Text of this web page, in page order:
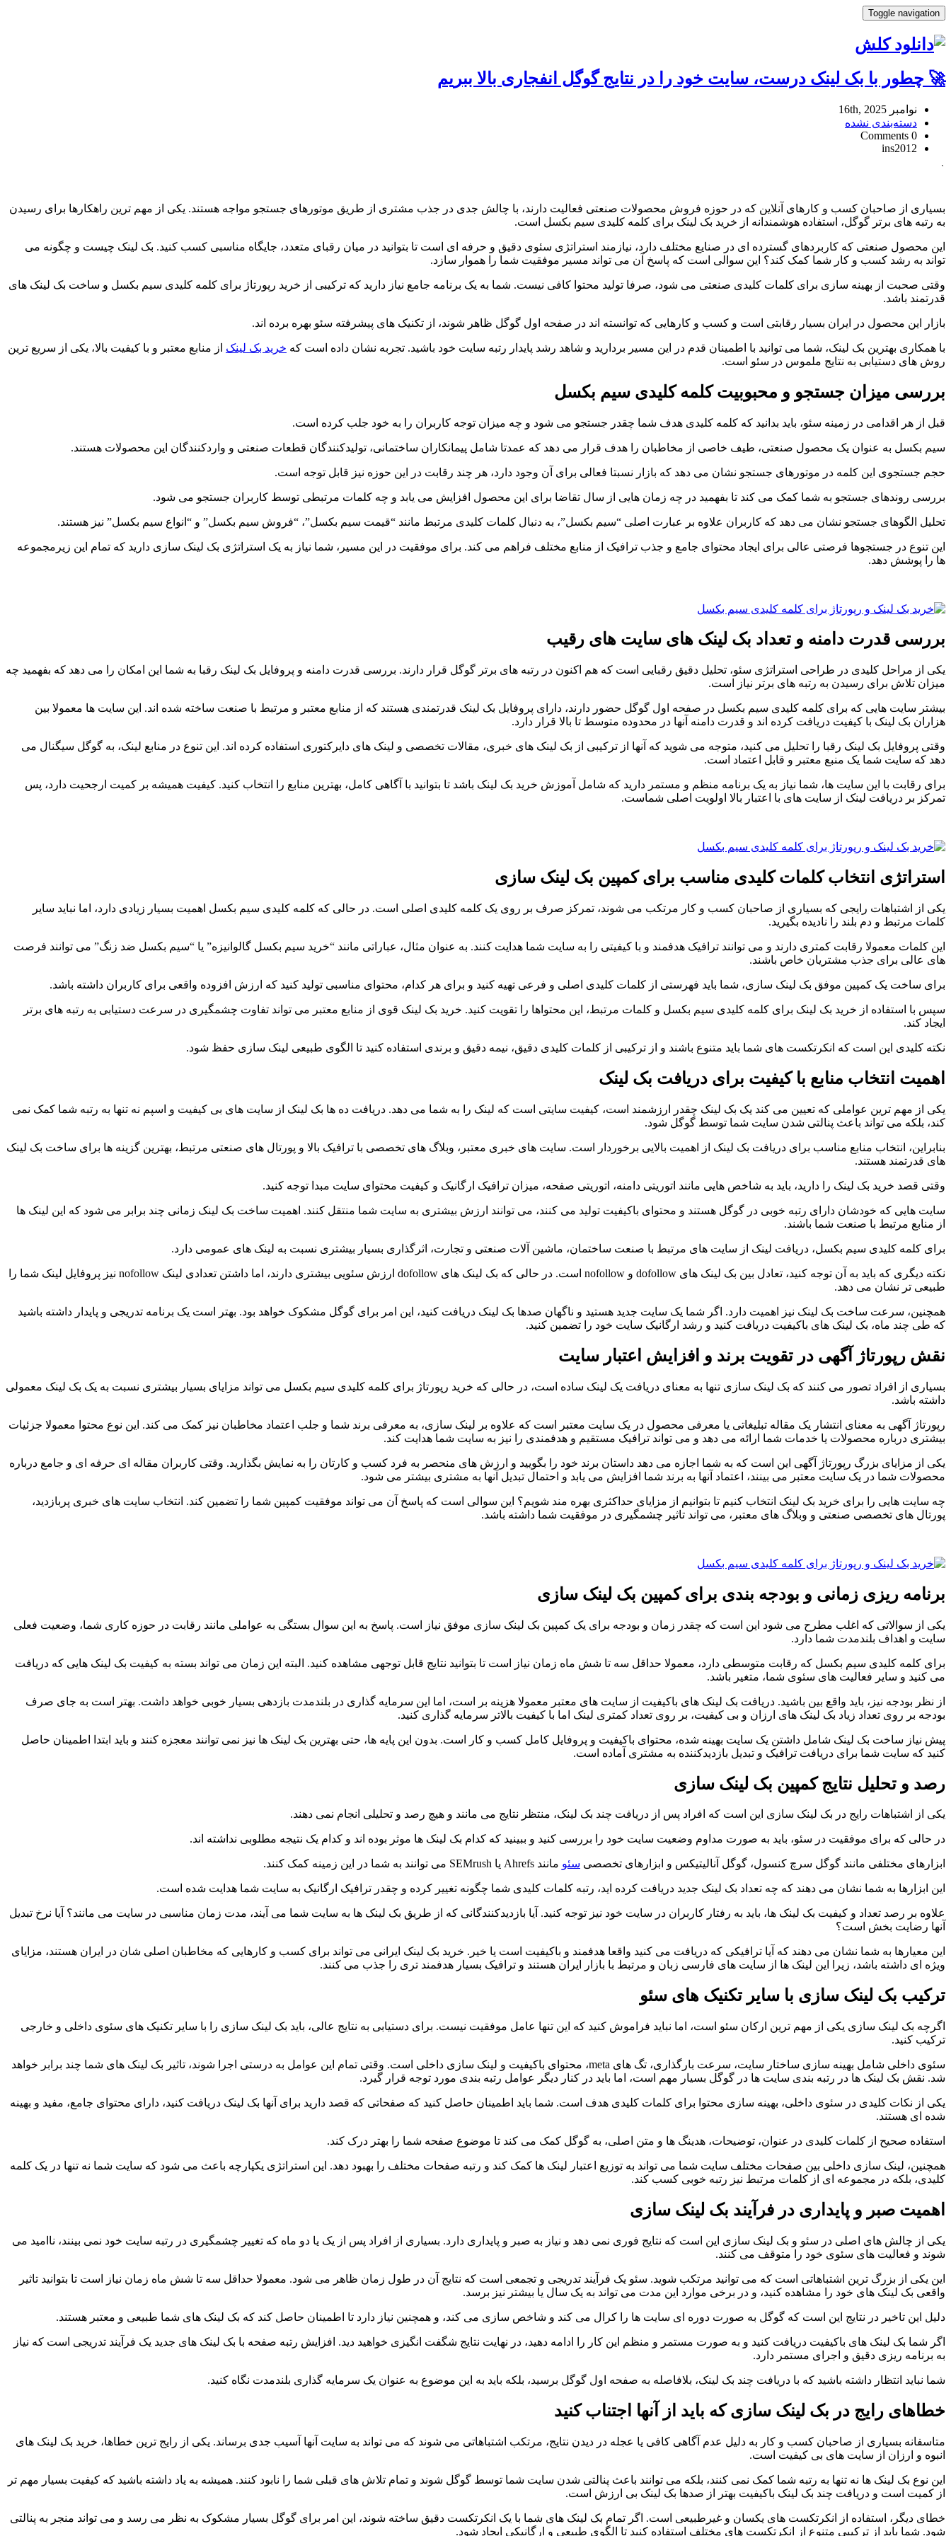
Toggle navigation
🚀 چطور با بک لینک درست، سایت خود را در نتایج گوگل انفجاری بالا ببریم
نوامبر 16th, 2025
دسته‌بندی نشده
0 Comments
ins2012
🚀
بک
لینک
سایت
خود
در
نتایج
گوگل
انفجاری
بالا
ببریم
Reviewed
by
on
16 Rating:
بسیاری از صاحبان کسب و کارهای آنلاین که در حوزه فروش محصولات صنعتی فعالیت دارند، با چالش جدی در جذب مشتری از طریق موتورهای جستجو مواجه هستند. یکی از مهم ترین راهکارها برای رسیدن
به رتبه های برتر گوگل، استفاده هوشمندانه از خرید بک لینک برای کلمه کلیدی سیم بکسل است.
این محصول صنعتی که کاربردهای گسترده ای در صنایع مختلف دارد، نیازمند استراتژی سئوی دقیق و حرفه ای است تا بتوانید در میان رقبای متعدد، جایگاه مناسبی کسب کنید. بک لینک چیست و چگونه می
تواند به رشد کسب و کار شما کمک کند؟ این سوالی است که پاسخ آن می تواند مسیر موفقیت شما را هموار سازد.
وقتی صحبت از بهینه سازی برای کلمات کلیدی صنعتی می شود، صرفا تولید محتوا کافی نیست. شما به یک برنامه جامع نیاز دارید که ترکیبی از خرید رپورتاژ برای کلمه کلیدی سیم بکسل و ساخت بک لینک های
قدرتمند باشد.
بازار این محصول در ایران بسیار رقابتی است و کسب و کارهایی که توانسته اند در صفحه اول گوگل ظاهر شوند، از تکنیک های پیشرفته سئو بهره برده اند.
با همکاری بهترین بک لینک، شما می توانید با اطمینان قدم در این مسیر بردارید و شاهد رشد پایدار رتبه سایت خود باشید. تجربه نشان داده است که خرید بک لینک از منابع معتبر و با کیفیت بالا، یکی از سریع ترین
روش های دستیابی به نتایج ملموس در سئو است.
بررسی میزان جستجو و محبوبیت کلمه کلیدی سیم بکسل
قبل از هر اقدامی در زمینه سئو، باید بدانید که کلمه کلیدی هدف شما چقدر جستجو می شود و چه میزان توجه کاربران را به خود جلب کرده است.
سیم بکسل به عنوان یک محصول صنعتی، طیف خاصی از مخاطبان را هدف قرار می دهد که عمدتا شامل پیمانکاران ساختمانی، تولیدکنندگان قطعات صنعتی و واردکنندگان این محصولات هستند.
حجم جستجوی این کلمه در موتورهای جستجو نشان می دهد که بازار نسبتا فعالی برای آن وجود دارد، هر چند رقابت در این حوزه نیز قابل توجه است.
بررسی روندهای جستجو به شما کمک می کند تا بفهمید در چه زمان هایی از سال تقاضا برای این محصول افزایش می یابد و چه کلمات مرتبطی توسط کاربران جستجو می شود.
تحلیل الگوهای جستجو نشان می دهد که کاربران علاوه بر عبارت اصلی “سیم بکسل”، به دنبال کلمات کلیدی مرتبط مانند “قیمت سیم بکسل”، “فروش سیم بکسل” و “انواع سیم بکسل” نیز هستند.
این تنوع در جستجوها فرصتی عالی برای ایجاد محتوای جامع و جذب ترافیک از منابع مختلف فراهم می کند. برای موفقیت در این مسیر، شما نیاز به یک استراتژی بک لینک سازی دارید که تمام این زیرمجموعه
ها را پوشش دهد.
بررسی قدرت دامنه و تعداد بک لینک های سایت های رقیب
یکی از مراحل کلیدی در طراحی استراتژی سئو، تحلیل دقیق رقبایی است که هم اکنون در رتبه های برتر گوگل قرار دارند. بررسی قدرت دامنه و پروفایل بک لینک رقبا به شما این امکان را می دهد که بفهمید چه
میزان تلاش برای رسیدن به رتبه های برتر نیاز است.
بیشتر سایت هایی که برای کلمه کلیدی سیم بکسل در صفحه اول گوگل حضور دارند، دارای پروفایل بک لینک قدرتمندی هستند که از منابع معتبر و مرتبط با صنعت ساخته شده اند. این سایت ها معمولا بین
هزاران بک لینک با کیفیت دریافت کرده اند و قدرت دامنه آنها در محدوده متوسط تا بالا قرار دارد.
وقتی پروفایل بک لینک رقبا را تحلیل می کنید، متوجه می شوید که آنها از ترکیبی از بک لینک های خبری، مقالات تخصصی و لینک های دایرکتوری استفاده کرده اند. این تنوع در منابع لینک، به گوگل سیگنال می
دهد که سایت شما یک منبع معتبر و قابل اعتماد است.
برای رقابت با این سایت ها، شما نیاز به یک برنامه منظم و مستمر دارید که شامل آموزش خرید بک لینک باشد تا بتوانید با آگاهی کامل، بهترین منابع را انتخاب کنید. کیفیت همیشه بر کمیت ارجحیت دارد، پس
تمرکز بر دریافت لینک از سایت های با اعتبار بالا اولویت اصلی شماست.
استراتژی انتخاب کلمات کلیدی مناسب برای کمپین بک لینک سازی
یکی از اشتباهات رایجی که بسیاری از صاحبان کسب و کار مرتکب می شوند، تمرکز صرف بر روی یک کلمه کلیدی اصلی است. در حالی که کلمه کلیدی سیم بکسل اهمیت بسیار زیادی دارد، اما نباید سایر
کلمات مرتبط و دم بلند را نادیده بگیرید.
این کلمات معمولا رقابت کمتری دارند و می توانند ترافیک هدفمند و با کیفیتی را به سایت شما هدایت کنند. به عنوان مثال، عباراتی مانند “خرید سیم بکسل گالوانیزه” یا “سیم بکسل ضد زنگ” می توانند فرصت
های عالی برای جذب مشتریان خاص باشند.
برای ساخت یک کمپین موفق بک لینک سازی، شما باید فهرستی از کلمات کلیدی اصلی و فرعی تهیه کنید و برای هر کدام، محتوای مناسبی تولید کنید که ارزش افزوده واقعی برای کاربران داشته باشد.
سپس با استفاده از خرید بک لینک برای کلمه کلیدی سیم بکسل و کلمات مرتبط، این محتواها را تقویت کنید. خرید بک لینک قوی از منابع معتبر می تواند تفاوت چشمگیری در سرعت دستیابی به رتبه های برتر
ایجاد کند.
نکته کلیدی این است که انکرتکست های شما باید متنوع باشند و از ترکیبی از کلمات کلیدی دقیق، نیمه دقیق و برندی استفاده کنید تا الگوی طبیعی لینک سازی حفظ شود.
اهمیت انتخاب منابع با کیفیت برای دریافت بک لینک
یکی از مهم ترین عواملی که تعیین می کند یک بک لینک چقدر ارزشمند است، کیفیت سایتی است که لینک را به شما می دهد. دریافت ده ها بک لینک از سایت های بی کیفیت و اسپم نه تنها به رتبه شما کمک نمی
کند، بلکه می تواند باعث پنالتی شدن سایت شما توسط گوگل شود.
بنابراین، انتخاب منابع مناسب برای دریافت بک لینک از اهمیت بالایی برخوردار است. سایت های خبری معتبر، وبلاگ های تخصصی با ترافیک بالا و پورتال های صنعتی مرتبط، بهترین گزینه ها برای ساخت بک لینک
های قدرتمند هستند.
وقتی قصد خرید بک لینک را دارید، باید به شاخص هایی مانند اتوریتی دامنه، اتوریتی صفحه، میزان ترافیک ارگانیک و کیفیت محتوای سایت مبدا توجه کنید.
سایت هایی که خودشان دارای رتبه خوبی در گوگل هستند و محتوای باکیفیت تولید می کنند، می توانند ارزش بیشتری به سایت شما منتقل کنند. اهمیت ساخت بک لینک زمانی چند برابر می شود که این لینک ها
از منابع مرتبط با صنعت شما باشند.
برای کلمه کلیدی سیم بکسل، دریافت لینک از سایت های مرتبط با صنعت ساختمان، ماشین آلات صنعتی و تجارت، اثرگذاری بسیار بیشتری نسبت به لینک های عمومی دارد.
نکته دیگری که باید به آن توجه کنید، تعادل بین بک لینک های dofollow و nofollow است. در حالی که بک لینک های dofollow ارزش سئویی بیشتری دارند، اما داشتن تعدادی لینک nofollow نیز پروفایل لینک شما را
طبیعی تر نشان می دهد.
همچنین، سرعت ساخت بک لینک نیز اهمیت دارد. اگر شما یک سایت جدید هستید و ناگهان صدها بک لینک دریافت کنید، این امر برای گوگل مشکوک خواهد بود. بهتر است یک برنامه تدریجی و پایدار داشته باشید
که طی چند ماه، بک لینک های باکیفیت دریافت کنید و رشد ارگانیک سایت خود را تضمین کنید.
نقش رپورتاژ آگهی در تقویت برند و افزایش اعتبار سایت
بسیاری از افراد تصور می کنند که بک لینک سازی تنها به معنای دریافت یک لینک ساده است، در حالی که خرید رپورتاژ برای کلمه کلیدی سیم بکسل می تواند مزایای بسیار بیشتری نسبت به یک بک لینک معمولی
داشته باشد.
رپورتاژ آگهی به معنای انتشار یک مقاله تبلیغاتی یا معرفی محصول در یک سایت معتبر است که علاوه بر لینک سازی، به معرفی برند شما و جلب اعتماد مخاطبان نیز کمک می کند. این نوع محتوا معمولا جزئیات
بیشتری درباره محصولات یا خدمات شما ارائه می دهد و می تواند ترافیک مستقیم و هدفمندی را نیز به سایت شما هدایت کند.
یکی از مزایای بزرگ رپورتاژ آگهی این است که به شما اجازه می دهد داستان برند خود را بگویید و ارزش های منحصر به فرد کسب و کارتان را به نمایش بگذارید. وقتی کاربران مقاله ای حرفه ای و جامع درباره
محصولات شما در یک سایت معتبر می بینند، اعتماد آنها به برند شما افزایش می یابد و احتمال تبدیل آنها به مشتری بیشتر می شود.
چه سایت هایی را برای خرید بک لینک انتخاب کنیم تا بتوانیم از مزایای حداکثری بهره مند شویم؟ این سوالی است که پاسخ آن می تواند موفقیت کمپین شما را تضمین کند. انتخاب سایت های خبری پربازدید،
پورتال های تخصصی صنعتی و وبلاگ های معتبر، می تواند تاثیر چشمگیری در موفقیت شما داشته باشد.
برنامه ریزی زمانی و بودجه بندی برای کمپین بک لینک سازی
یکی از سوالاتی که اغلب مطرح می شود این است که چقدر زمان و بودجه برای یک کمپین بک لینک سازی موفق نیاز است. پاسخ به این سوال بستگی به عواملی مانند رقابت در حوزه کاری شما، وضعیت فعلی
سایت و اهداف بلندمدت شما دارد.
برای کلمه کلیدی سیم بکسل که رقابت متوسطی دارد، معمولا حداقل سه تا شش ماه زمان نیاز است تا بتوانید نتایج قابل توجهی مشاهده کنید. البته این زمان می تواند بسته به کیفیت بک لینک هایی که دریافت
می کنید و سایر فعالیت های سئوی شما، متغیر باشد.
از نظر بودجه نیز، باید واقع بین باشید. دریافت بک لینک های باکیفیت از سایت های معتبر معمولا هزینه بر است، اما این سرمایه گذاری در بلندمدت بازدهی بسیار خوبی خواهد داشت. بهتر است به جای صرف
بودجه بر روی تعداد زیاد بک لینک های ارزان و بی کیفیت، بر روی تعداد کمتری لینک اما با کیفیت بالاتر سرمایه گذاری کنید.
پیش نیاز ساخت بک لینک شامل داشتن یک سایت بهینه شده، محتوای باکیفیت و پروفایل کامل کسب و کار است. بدون این پایه ها، حتی بهترین بک لینک ها نیز نمی توانند معجزه کنند و باید ابتدا اطمینان حاصل
کنید که سایت شما برای دریافت ترافیک و تبدیل بازدیدکننده به مشتری آماده است.
رصد و تحلیل نتایج کمپین بک لینک سازی
یکی از اشتباهات رایج در بک لینک سازی این است که افراد پس از دریافت چند بک لینک، منتظر نتایج می مانند و هیچ رصد و تحلیلی انجام نمی دهند.
در حالی که برای موفقیت در سئو، باید به صورت مداوم وضعیت سایت خود را بررسی کنید و ببینید که کدام بک لینک ها موثر بوده اند و کدام یک نتیجه مطلوبی نداشته اند.
ابزارهای مختلفی مانند گوگل سرچ کنسول، گوگل آنالیتیکس و ابزارهای تخصصی سئو مانند Ahrefs یا SEMrush می توانند به شما در این زمینه کمک کنند.
این ابزارها به شما نشان می دهند که چه تعداد بک لینک جدید دریافت کرده اید، رتبه کلمات کلیدی شما چگونه تغییر کرده و چقدر ترافیک ارگانیک به سایت شما هدایت شده است.
علاوه بر رصد تعداد و کیفیت بک لینک ها، باید به رفتار کاربران در سایت خود نیز توجه کنید. آیا بازدیدکنندگانی که از طریق بک لینک ها به سایت شما می آیند، مدت زمان مناسبی در سایت می مانند؟ آیا نرخ تبدیل
آنها رضایت بخش است؟
این معیارها به شما نشان می دهند که آیا ترافیکی که دریافت می کنید واقعا هدفمند و باکیفیت است یا خیر. خرید بک لینک ایرانی می تواند برای کسب و کارهایی که مخاطبان اصلی شان در ایران هستند، مزایای
ویژه ای داشته باشد، زیرا این لینک ها از سایت های فارسی زبان و مرتبط با بازار ایران هستند و ترافیک بسیار هدفمند تری را جذب می کنند.
ترکیب بک لینک سازی با سایر تکنیک های سئو
اگرچه بک لینک سازی یکی از مهم ترین ارکان سئو است، اما نباید فراموش کنید که این تنها عامل موفقیت نیست. برای دستیابی به نتایج عالی، باید بک لینک سازی را با سایر تکنیک های سئوی داخلی و خارجی
ترکیب کنید.
سئوی داخلی شامل بهینه سازی ساختار سایت، سرعت بارگذاری، تگ های meta، محتوای باکیفیت و لینک سازی داخلی است. وقتی تمام این عوامل به درستی اجرا شوند، تاثیر بک لینک های شما چند برابر خواهد
شد. نقش بک لینک ها در رتبه بندی سایت ها در گوگل بسیار مهم است، اما باید در کنار دیگر عوامل رتبه بندی مورد توجه قرار گیرد.
یکی از نکات کلیدی در سئوی داخلی، بهینه سازی محتوا برای کلمات کلیدی هدف است. شما باید اطمینان حاصل کنید که صفحاتی که قصد دارید برای آنها بک لینک دریافت کنید، دارای محتوای جامع، مفید و بهینه
شده ای هستند.
استفاده صحیح از کلمات کلیدی در عنوان، توضیحات، هدینگ ها و متن اصلی، به گوگل کمک می کند تا موضوع صفحه شما را بهتر درک کند.
همچنین، لینک سازی داخلی بین صفحات مختلف سایت شما می تواند به توزیع اعتبار لینک ها کمک کند و رتبه صفحات مختلف را بهبود دهد. این استراتژی یکپارچه باعث می شود که سایت شما نه تنها در یک کلمه
کلیدی، بلکه در مجموعه ای از کلمات مرتبط نیز رتبه خوبی کسب کند.
اهمیت صبر و پایداری در فرآیند بک لینک سازی
یکی از چالش های اصلی در سئو و بک لینک سازی این است که نتایج فوری نمی دهد و نیاز به صبر و پایداری دارد. بسیاری از افراد پس از یک یا دو ماه که تغییر چشمگیری در رتبه سایت خود نمی بینند، ناامید می
شوند و فعالیت های سئوی خود را متوقف می کنند.
این یکی از بزرگ ترین اشتباهاتی است که می توانید مرتکب شوید. سئو یک فرآیند تدریجی و تجمعی است که نتایج آن در طول زمان ظاهر می شود. معمولا حداقل سه تا شش ماه زمان نیاز است تا بتوانید تاثیر
واقعی بک لینک های خود را مشاهده کنید، و در برخی موارد این مدت می تواند به یک سال یا بیشتر نیز برسد.
دلیل این تاخیر در نتایج این است که گوگل به صورت دوره ای سایت ها را کرال می کند و شاخص سازی می کند، و همچنین نیاز دارد تا اطمینان حاصل کند که بک لینک های شما طبیعی و معتبر هستند.
اگر شما بک لینک های باکیفیت دریافت کنید و به صورت مستمر و منظم این کار را ادامه دهید، در نهایت نتایج شگفت انگیزی خواهید دید. افزایش رتبه صفحه با بک لینک های جدید یک فرآیند تدریجی است که نیاز
به برنامه ریزی دقیق و اجرای مستمر دارد.
شما نباید انتظار داشته باشید که با دریافت چند بک لینک، بلافاصله به صفحه اول گوگل برسید، بلکه باید به این موضوع به عنوان یک سرمایه گذاری بلندمدت نگاه کنید.
خطاهای رایج در بک لینک سازی که باید از آنها اجتناب کنید
متاسفانه بسیاری از صاحبان کسب و کار به دلیل عدم آگاهی کافی یا عجله در دیدن نتایج، مرتکب اشتباهاتی می شوند که می تواند به سایت آنها آسیب جدی برساند. یکی از رایج ترین خطاها، خرید بک لینک های
انبوه و ارزان از سایت های بی کیفیت است.
این نوع بک لینک ها نه تنها به رتبه شما کمک نمی کنند، بلکه می توانند باعث پنالتی شدن سایت شما توسط گوگل شوند و تمام تلاش های قبلی شما را نابود کنند. همیشه به یاد داشته باشید که کیفیت بسیار مهم تر
از کمیت است و دریافت چند بک لینک باکیفیت بهتر از صدها بک لینک بی ارزش است.
خطای دیگر، استفاده از انکرتکست های یکسان و غیرطبیعی است. اگر تمام بک لینک های شما با یک انکرتکست دقیق ساخته شوند، این امر برای گوگل بسیار مشکوک به نظر می رسد و می تواند منجر به پنالتی
شود. شما باید از ترکیبی متنوع از انکرتکست های مختلف استفاده کنید تا الگوی طبیعی و ارگانیکی ایجاد شود.